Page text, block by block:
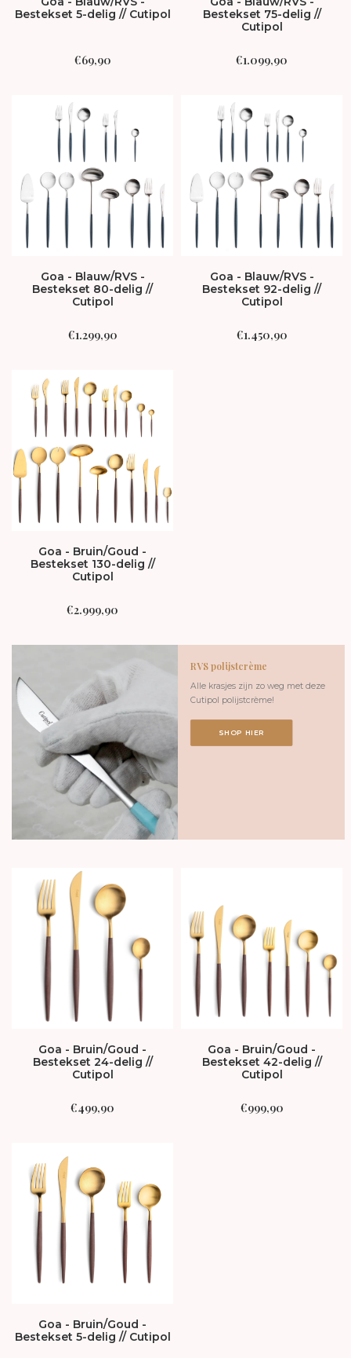
Bestekset 5-delig // Cutipol
€69,90
Bestekset 75-delig //
Cutipol
€1.099,90
Goa - Blauw/RVS -
Bestekset 80-delig //
Cutipol
€1.299,90
Goa - Blauw/RVS -
Bestekset 92-delig //
Cutipol
€1.450,90
Goa - Bruin/Goud -
Bestekset 130-delig //
Cutipol
€2.999,90
RVS polijstcrème
Alle krasjes zijn zo weg met deze
Cutipol polijstcrème!
SHOP HIER
Goa - Bruin/Goud -
Bestekset 24-delig //
Cutipol
€499,90
Goa - Bruin/Goud -
Bestekset 42-delig //
Cutipol
€999,90
Goa - Bruin/Goud -
Bestekset 5-delig // Cutipol